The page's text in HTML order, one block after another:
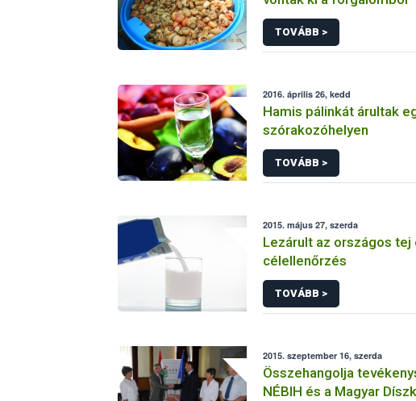
TOVÁBB >
2016. április 26, kedd
Hamis pálinkát árultak
szórakozóhelyen
TOVÁBB >
2015. május 27, szerda
Lezárult az országos
célellenőrzés
TOVÁBB >
2015. szeptember 16, szerda
Összehangolja
NÉBIH és a Magyar